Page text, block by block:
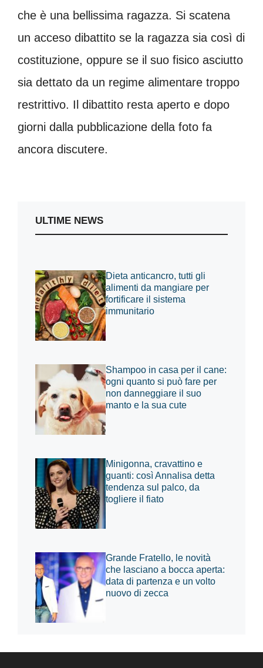
che è una bellissima ragazza. Si scatena
un acceso dibattito se la ragazza sia così di
costituzione, oppure se il suo fisico asciutto
sia dettato da un regime alimentare troppo
restrittivo. Il dibattito resta aperto e dopo
giorni dalla pubblicazione della foto fa
ancora discutere.
ULTIME NEWS
Dieta anticancro, tutti gli
alimenti da mangiare per
fortificare il sistema
immunitario
Shampoo in casa per il cane:
ogni quanto si può fare per
non danneggiare il suo
manto e la sua cute
Minigonna, cravattino e
guanti: così Annalisa detta
tendenza sul palco, da
togliere il fiato
Grande Fratello, le novità
che lasciano a bocca aperta:
data di partenza e un volto
nuovo di zecca